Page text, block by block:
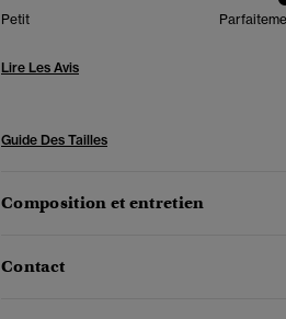
Petit
Lire Les Avis
Guide Des Tailles
Composition et entretien
Contact